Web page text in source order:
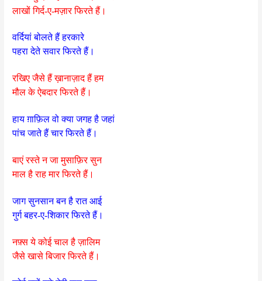
लाखों गिर्द-ए-मज़ार फिरते हैं।
वर्दियां बोलते हैं हरकारे
पहरा देते सवार फिरते हैं।
रखिए जैसे हैं ख़ानाज़ाद हैं हम
मौल के ऐबदार फिरते हैं।
हाय ग़ाफ़िल वो क्या जगह है जहां
पांच जाते हैं चार फिरते हैं।
बाएं रस्ते न जा मुसाफ़िर सुन
माल है राह मार फिरते हैं।
जाग सुनसान बन है रात आई
गुर्ग बहर-ए-शिकार फिरते हैं।
नफ़्स ये कोई चाल है ज़ालिम
जैसे खासे बिजार फिरते हैं।